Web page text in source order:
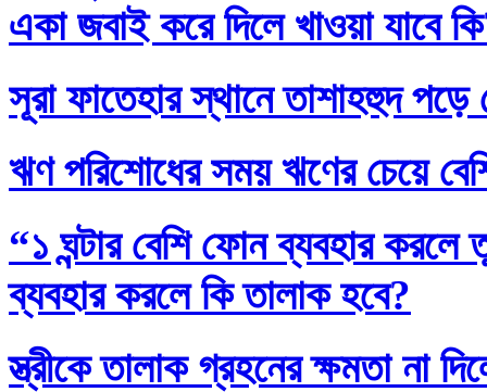
একা জবাই করে দিলে খাওয়া যাবে
সূরা ফাতেহার স্থানে তাশাহহুদ
ঋণ পরিশোধের সময় ঋণের চেয়ে
“১ ঘন্টার বেশি ফোন ব্যবহার
ব্যবহার করলে কি তালাক হবে?
স্ত্রীকে তালাক গ্রহনের ক্ষমতা না